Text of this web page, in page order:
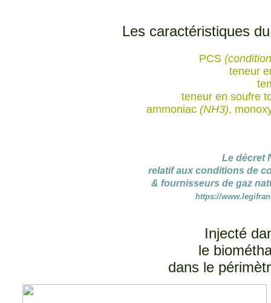
Les caractéristiques
PCS
teneur
teneur en soufre
ammoniac (NH3),
Le décret
relatif aux conditions de
& fournisseurs de gaz
https://
Injecté
le
dans le